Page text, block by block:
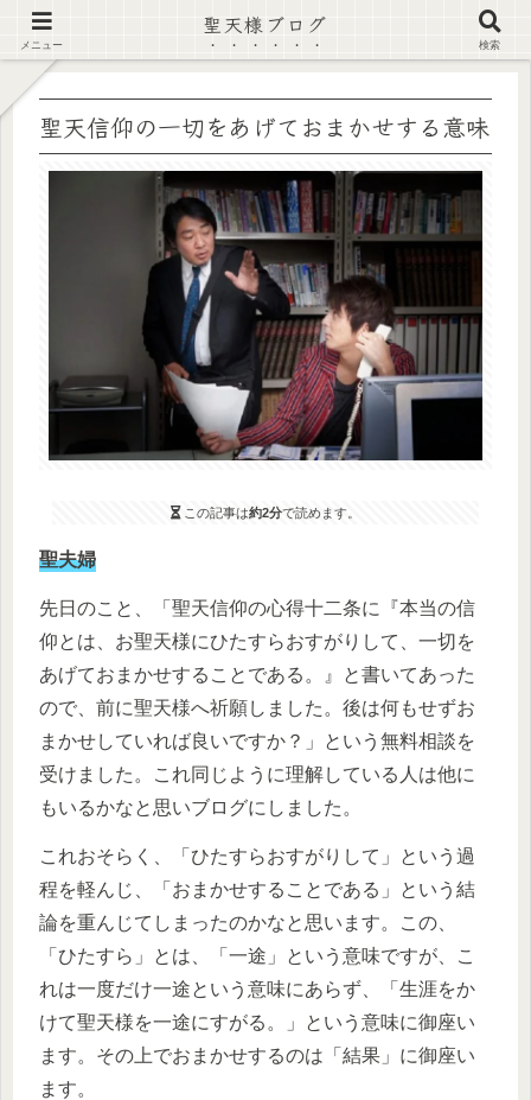
【注意喚起】偽サイト及び偽情報に注意 ▶確認する◀
聖天信仰の一切をあげておまかせする意味
この記事は約2分で読めます。
聖夫婦
先日のこと、「聖天信仰の心得十二条に『本当の信
仰とは、お聖天様にひたすらおすがりして、一切を
あげておまかせすることである。』と書いてあった
ので、前に聖天様へ祈願しました。後は何もせずお
まかせしていれば良いですか？」という無料相談を
受けました。これ同じように理解している人は他に
もいるかなと思いブログにしました。
これおそらく、「ひたすらおすがりして」という過
程を軽んじ、「おまかせすることである」という結
論を重んじてしまったのかなと思います。この、
「ひたすら」とは、「一途」という意味ですが、こ
れは一度だけ一途という意味にあらず、「生涯をか
けて聖天様を一途にすがる。」という意味に御座い
ます。その上でおまかせするのは「結果」に御座い
ます。
メニュー
聖天様ブログ
検索